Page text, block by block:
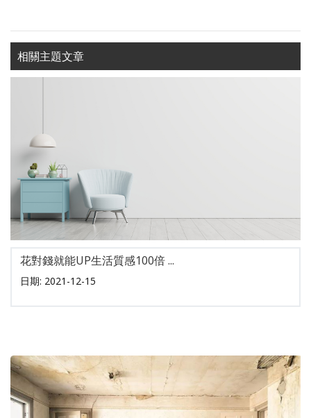
相關主題文章
花對錢就能UP生活質感100倍 ...
日期: 2021-12-15